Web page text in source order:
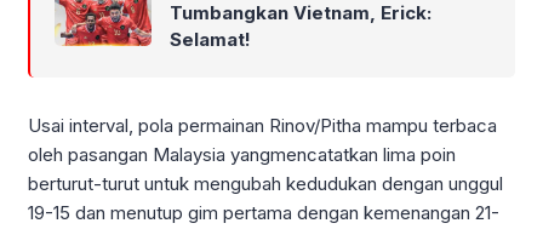
Tumbangkan Vietnam, Erick:
Selamat!
Usai interval, pola permainan Rinov/Pitha mampu terbaca
oleh pasangan Malaysia yangmencatatkan lima poin
berturut-turut untuk mengubah kedudukan dengan unggul
19-15 dan menutup gim pertama dengan kemenangan 21-